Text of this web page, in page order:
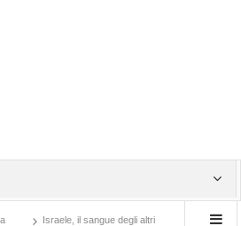
Israele, il sangue degli altri Lotta di classe… tra